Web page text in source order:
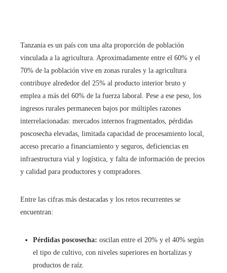
Tanzania es un país con una alta proporción de población
vinculada a la agricultura. Aproximadamente entre el 60% y el
70% de la población vive en zonas rurales y la agricultura
contribuye alrededor del 25% al producto interior bruto y
emplea a más del 60% de la fuerza laboral. Pese a ese peso, los
ingresos rurales permanecen bajos por múltiples razones
interrelacionadas: mercados internos fragmentados, pérdidas
poscosecha elevadas, limitada capacidad de procesamiento local,
acceso precario a financiamiento y seguros, deficiencias en
infraestructura vial y logística, y falta de información de precios
y calidad para productores y compradores.
Entre las cifras más destacadas y los retos recurrentes se
encuentran:
Pérdidas poscosecha: oscilan entre el 20% y el 40% según
el tipo de cultivo, con niveles superiores en hortalizas y
productos de raíz.